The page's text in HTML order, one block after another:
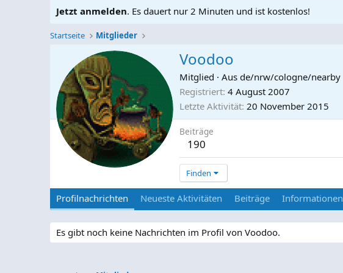
Jetzt anmelden. Es dauert nur 2 Minuten und ist kostenlos!
Startseite Mitglieder
Voodoo
Mitglied · Aus de/nrw/cologne/nearby
Registriert 4 August 2007
Letzte Aktivität 20 November 2015
Beiträge
190
Finden
Profilnachrichten Neueste Aktivitäten Beiträge Informationen
Es gibt noch keine Nachrichten im Profil von Voodoo.